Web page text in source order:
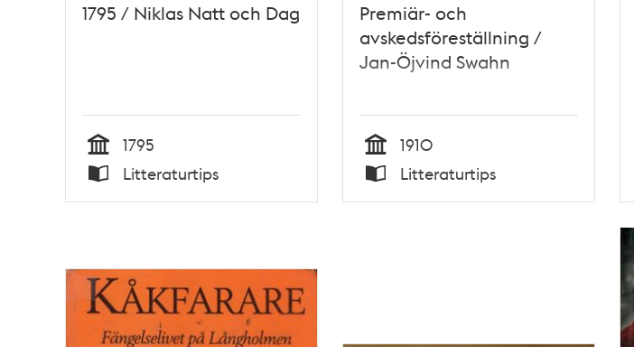
1795 / Niklas Natt och Dag
Tid
1795
Typ
Litteraturtips
Premiär- och
avskedsföreställning /
Jan-Öjvind Swahn
Tid
1910
Typ
Litteraturtips